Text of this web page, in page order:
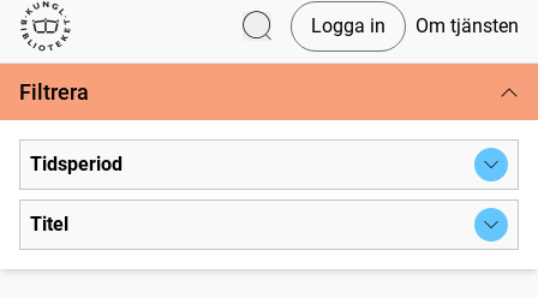
Svenska tidningar
Logga in Om tjänsten
Filtrera
Tidsperiod
Titel